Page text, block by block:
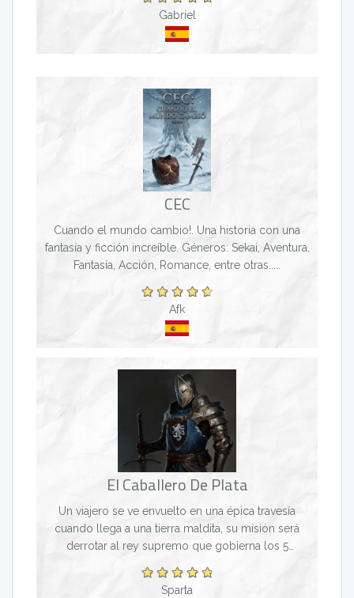
Gabriel
CEC
Cuando el mundo cambio!. Una historia con una
fantasía y ficción increíble. Géneros: Sekai, Aventura,
Fantasía, Acción, Romance, entre otras.....
Afk
El Caballero De Plata
Un viajero se ve envuelto en una épica travesía
cuando llega a una tierra maldita, su misión será
derrotar al rey supremo que gobierna los 5
se...
Sparta